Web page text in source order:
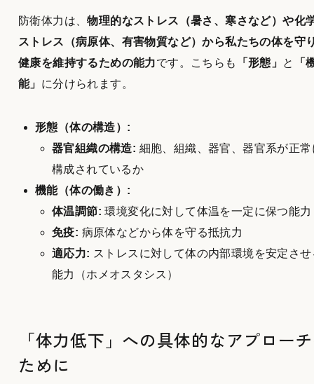
防衛体力は、物理的なストレス（暑さ、寒さなど）や化
ストレス（病原体、有害物質など）から私たちの体を守
健康を維持するための能力です。こちらも 「形態」 と
「
能」 に分けられます。
形態（体の構造）:
器官組織の構造: 細胞、組織、器官、器官系が正常
構成されているか
機能（体の働き）:
体温調節: 環境変化に対して体温を一定に保つ能力
免疫: 病原体などから体を守る抵抗力
適応力: ストレスに対して体の内部環境を安定させ
能力（ホメオスタシス）
「体力低下」への具体的なアプロー
ために